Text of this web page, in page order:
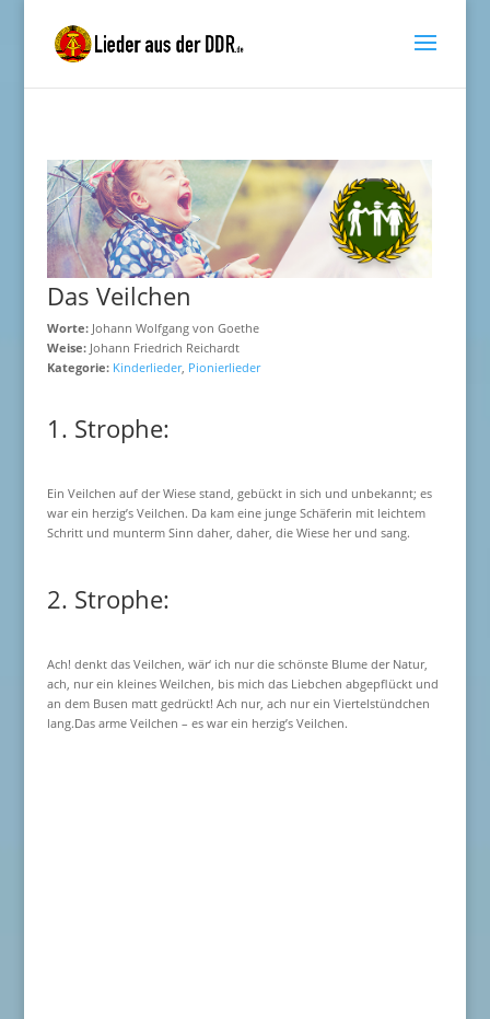
Das Veilchen
Worte:Johann Wolfgang von Goethe
Weise:Johann Friedrich Reichardt
Kategorie: Kinderlieder, Pionierlieder
1. Strophe:
Ein Veilchen auf der Wiese stand, gebückt in sich und unbekannt; es
war ein herzig’s Veilchen. Da kam eine junge Schäferin mit leichtem
Schritt und munterm Sinn daher, daher, die Wiese her und sang.
2. Strophe:
Ach! denkt das Veilchen, wär‘ ich nur die schönste Blume der Natur,
ach, nur ein kleines Weilchen, bis mich das Liebchen abgepflückt und
an dem Busen matt gedrückt! Ach nur, ach nur ein Viertelstündchen
lang.Das arme Veilchen – es war ein herzig’s Veilchen.